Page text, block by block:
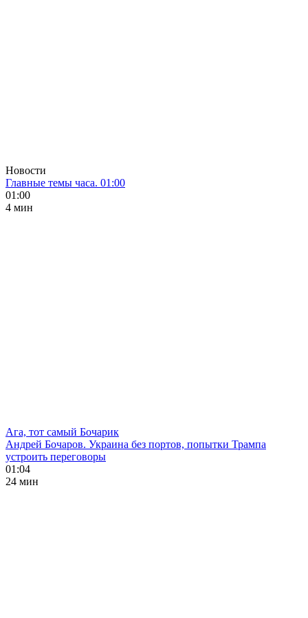
Новости
Главные темы часа. 01:00
01:00
4 мин
Ага, тот самый Бочарик
Андрей Бочаров. Украина без портов, попытки Трампа
устроить переговоры
01:04
24 мин